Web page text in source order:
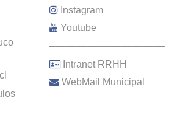
Instagram
Youtube
–––––––––––––––––––––
Intranet RRHH
WebMail Municipal